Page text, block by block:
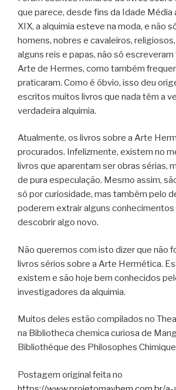
que parece, desde fins da Idade Média
XIX, a alquimia esteve na moda, e não
homens, nobres e cavaleiros,
alguns reis e papas, não só
Arte de Hermes, como também
praticaram. Como é óbvio, isso deu
escritos muitos livros que nada têm a
verdadeira alquimia.
Atualmente, os livros sobre a Arte
procurados. Infelizmente, existem no
livros que aparentam ser obras sérias,
de pura especulação. Mesmo assim,
só por curiosidade, mas também pelo
poderem extrair alguns
descobrir algo novo.
Não queremos com isto dizer que não
livros sérios sobre a Arte Hermética.
existem e são hoje bem conhecidos
investigadores da alquimia.
Muitos deles estão compilados no
na Bibliotheca chemica curiosa de
Bibliothéque des Philosophes
Postagem original feita no